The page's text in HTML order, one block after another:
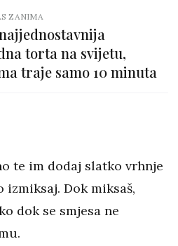
ZANIMA
torta na svijetu,
traje samo 10 minuta
te im dodaj slatko vrhnje
izmiksaj. Dok miksaš,
dok se smjesa ne